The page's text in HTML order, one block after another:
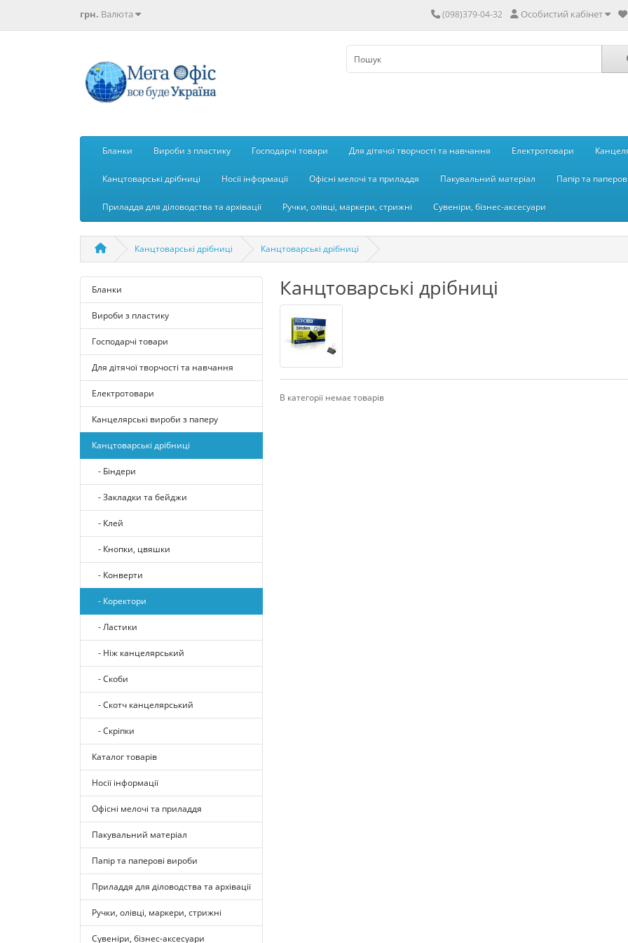
грн. Валюта (098)379-04-32 Особистий кабінет
Бланки Вироби з пластику Господарчі товари Для дітячої творчості та навчання Електротовари
Канцтоварські дрібниці Носії інформації Офісні мелочі та приладдя Пакувальний матеріал Папір та
Приладдя для діловодства та архівації Ручки, олівці, маркери, стрижні Сувеніри, бізнес-аксесуари
Канцтоварські дрібниці Канцтоварські дрібниці
Бланки
Вироби з пластику
Господарчі товари
Для дітячої творчості та навчання
Електротовари
Канцелярські вироби з паперу
Канцтоварські дрібниці
- Біндери
- Закладки та бейджи
- Клей
- Кнопки, цвяшки
- Конверти
- Коректори
- Ластики
- Ніж канцелярський
- Скоби
- Скотч канцелярський
- Скріпки
Каталог товарів
Носії інформації
Офісні мелочі та приладдя
Пакувальний матеріал
Папір та паперові вироби
Приладдя для діловодства та архівації
Ручки, олівці, маркери, стрижні
Сувеніри, бізнес-аксесуари
Канцтоварські дрібниці
В категорії немає товарів